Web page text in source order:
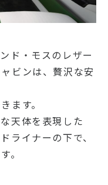
ド・モスのレザー
ビンは、贅沢な安
ます。
天体を表現した
ライナーの下で、
。